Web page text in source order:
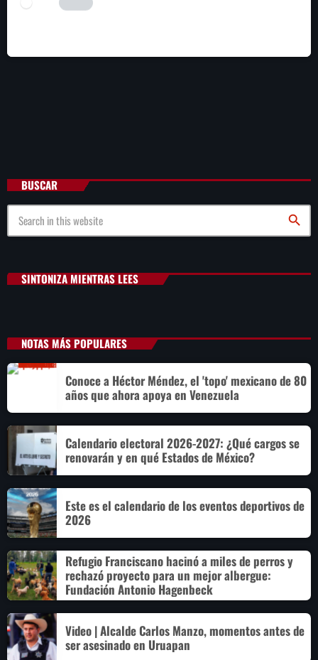
I AM HUMAN
BUSCAR
search
SINTONIZA MIENTRAS LEES
NOTAS MÁS POPULARES
Conoce a Héctor Méndez, el 'topo' mexicano de 80
años que ahora apoya en Venezuela
Calendario electoral 2026-2027: ¿Qué cargos se
renovarán y en qué Estados de México?
Este es el calendario de los eventos deportivos de
2026
Refugio Franciscano hacinó a miles de perros y
rechazó proyecto para un mejor albergue:
Fundación Antonio Hagenbeck
Video | Alcalde Carlos Manzo, momentos antes de
ser asesinado en Uruapan